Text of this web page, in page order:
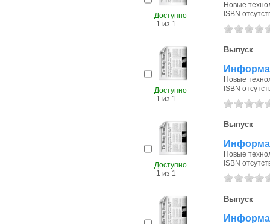
Доступно
1 из 1
Новые
ISBN
Доступно
1 из 1
Выпуск
Новые
ISBN
Доступно
1 из 1
Выпуск
Новые
ISBN
Выпуск